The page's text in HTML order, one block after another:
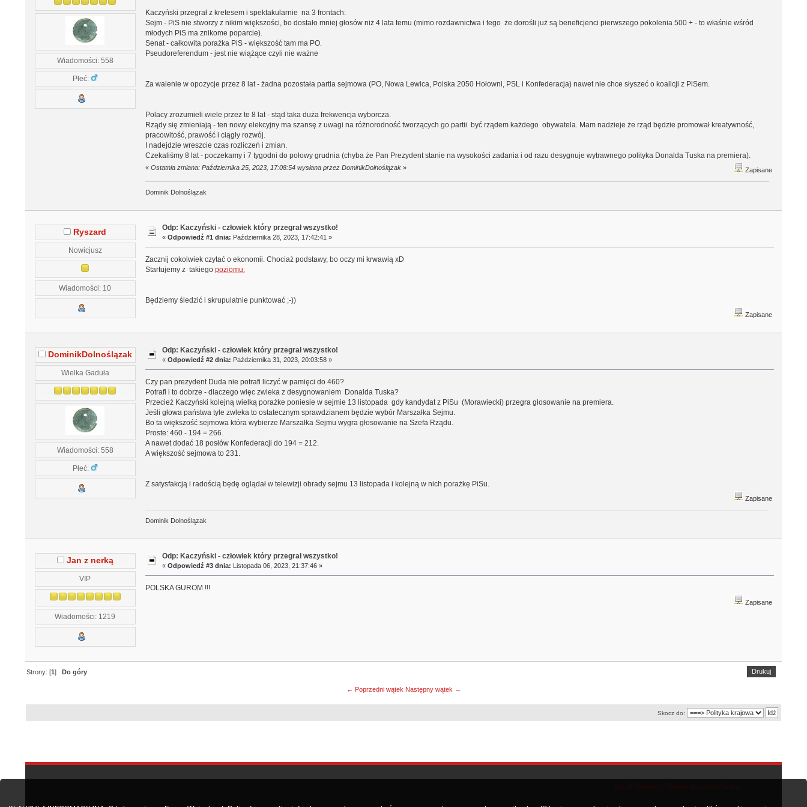
Wiadomości: 558
Płeć:
Kaczyński przegrał z kretesem i spektakularnie na 3 frontach:
Sejm - PiS nie stworzy z nikim większości, bo dostało mniej głosów niż 4 lata temu (mimo rozdawnictwa i tego że dorośli już są beneficjenci pierwszego pokolenia 500 + - to właśnie wśród
młodych PiS ma znikome poparcie).
Senat - całkowita porażka PiS - większość tam ma PO.
Pseudoreferendum - jest nie wiążące czyli nie ważne
Za walenie w opozycje przez 8 lat - żadna pozostała partia sejmowa (PO, Nowa Lewica, Polska 2050 Hołowni, PSL i Konfederacja) nawet nie chce słyszeć o koalicji z PiSem.
Polacy zrozumieli wiele przez te 8 lat - stąd taka duża frekwencja wyborcza.
Rządy się zmieniają - ten nowy elekcyjny ma szansę z uwagi na różnorodność tworzących go partii być rządem każdego obywatela. Mam nadzieje że rząd będzie promował kreatywność,
pracowitość, prawość i ciągły rozwój.
I nadejdzie wreszcie czas rozliczeń i zmian.
Czekaliśmy 8 lat - poczekamy i 7 tygodni do połowy grudnia (chyba że Pan Prezydent stanie na wysokości zadania i od razu desygnuje wytrawnego polityka Donalda Tuska na premiera).
« Ostatnia zmiana: Października 25, 2023, 17:08:54 wysłana przez DominikDolnoślązak» Zapisane
Dominik Dolnoślązak
Ryszard
Nowicjusz
Wiadomości: 10
Odp: Kaczyński - człowiek który przegrał wszystko!
«Odpowiedź #1 dnia: Października 28, 2023, 17:42:41 »
Zacznij cokolwiek czytać o ekonomii. Chociaż podstawy, bo oczy mi krwawią xD
Startujemy z takiego poziomu:
Będziemy śledzić i skrupulatnie punktować ;-))
Zapisane
DominikDolnoślązak
Wielka Gaduła
Wiadomości: 558
Płeć:
Odp: Kaczyński - człowiek który przegrał wszystko!
«Odpowiedź #2 dnia: Października 31, 2023, 20:03:58 »
Czy pan prezydent Duda nie potrafi liczyć w pamięci do 460?
Potrafi i to dobrze - dlaczego więc zwleka z desygnowaniem Donalda Tuska?
Przecież Kaczyński kolejną wielką porażke poniesie w sejmie 13 listopada gdy kandydat z PiSu (Morawiecki) przegra głosowanie na premiera.
Jeśli głowa państwa tyle zwleka to ostatecznym sprawdzianem będzie wybór Marszałka Sejmu.
Bo ta większość sejmowa która wybierze Marszałka Sejmu wygra głosowanie na Szefa Rządu.
Proste: 460 - 194 = 266.
A nawet dodać 18 posłów Konfederacji do 194 = 212.
A większość sejmowa to 231.
Z satysfakcją i radością będę oglądał w telewizji obrady sejmu 13 listopada i kolejną w nich porażkę PiSu.
Zapisane
Dominik Dolnoślązak
Jan z nerką
VIP
Wiadomości: 1219
Odp: Kaczyński - człowiek który przegrał wszystko!
«Odpowiedź #3 dnia: Listopada 06, 2023, 21:37:46 »
POLSKA GUROM !!!
Zapisane
Drukuj
Strony: [1]Do góry
← Poprzedni wątek Następny wątek →
Skocz do:
Lucid Dreams - Theme by LinuxPanda